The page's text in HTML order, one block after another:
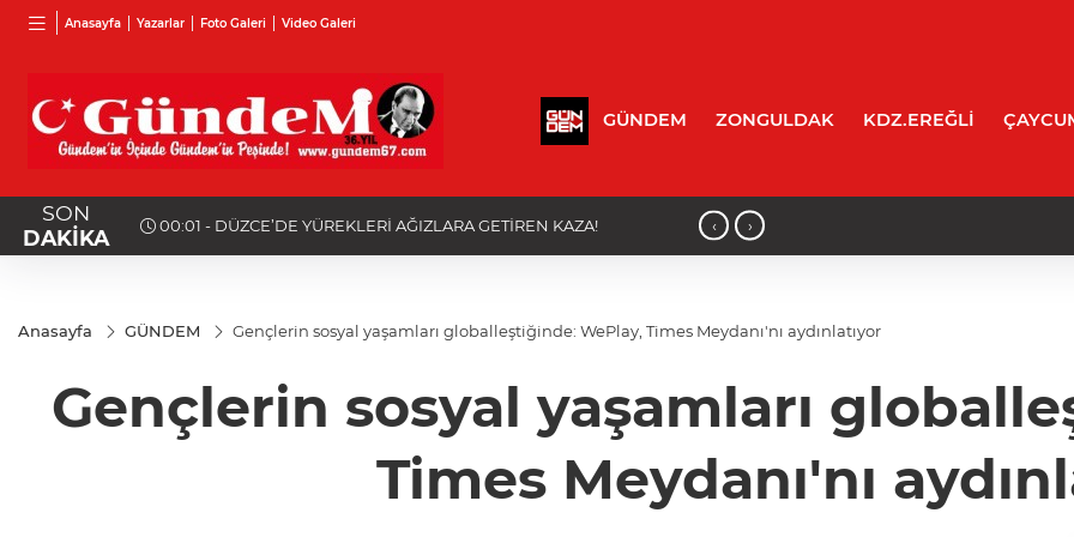
Anasayfa Yazarlar Foto Galeri Video Galeri
GÜNDEM ZONGULDAK KDZ.EREĞLİ
SON
DAKİKA
23:55 - Kredi limitlerinde yeni dönem! ‹ ›
Anasayfa GÜNDEM Gençlerin sosyal yaşamları globalleştiğinde: WePlay, Times Meydanı'nı aydınlatıyor
Gençlerin sosyal yaşamları
Times Meydanı'nı